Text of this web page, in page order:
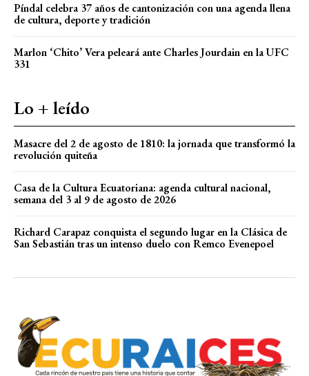
Píndal celebra 37 años de cantonización con una agenda llena
de cultura, deporte y tradición
Marlon ‘Chito’ Vera peleará ante Charles Jourdain en la UFC
331
Lo + leído
Masacre del 2 de agosto de 1810: la jornada que transformó la
revolución quiteña
Casa de la Cultura Ecuatoriana: agenda cultural nacional,
semana del 3 al 9 de agosto de 2026
Richard Carapaz conquista el segundo lugar en la Clásica de
San Sebastián tras un intenso duelo con Remco Evenepoel